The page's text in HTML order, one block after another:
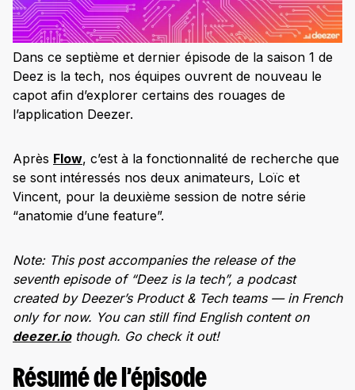
Dans ce septième et dernier épisode de la saison 1 de
Deez is la tech, nos équipes ouvrent de nouveau le
capot afin d’explorer certains des rouages de
l’application Deezer.
Après Flow, c’est à la fonctionnalité de recherche que
se sont intéressés nos deux animateurs, Loïc et
Vincent, pour la deuxième session de notre série
“anatomie d’une feature”.
Note: This post accompanies the release of the
seventh episode of “Deez is la tech”, a podcast
created by Deezer’s Product & Tech teams — in French
only for now. You can still find English content on
deezer.iothough. Go check it out!
Résumé de l’épisode